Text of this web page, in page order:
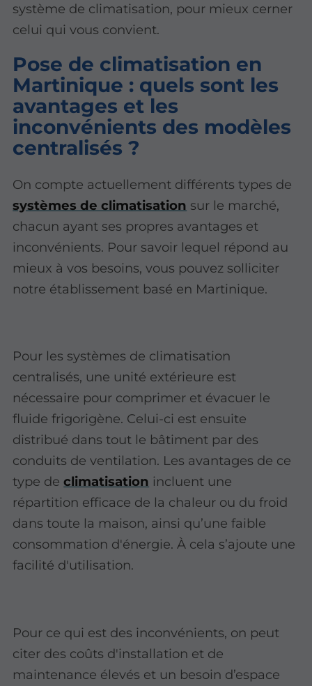
système de climatisation, pour mieux cerner
celui qui vous convient.
Pose de climatisation en
Martinique : quels sont les
avantages et les
inconvénients des modèles
centralisés ?
On compte actuellement différents types de
systèmes de climatisation sur le marché,
chacun ayant ses propres avantages et
inconvénients. Pour savoir lequel répond au
mieux à vos besoins, vous pouvez solliciter
notre établissement basé en Martinique.
Pour les systèmes de climatisation
centralisés, une unité extérieure est
nécessaire pour comprimer et évacuer le
fluide frigorigène. Celui-ci est ensuite
distribué dans tout le bâtiment par des
conduits de ventilation. Les avantages de ce
type declimatisation incluent une
répartition efficace de la chaleur ou du froid
dans toute la maison, ainsi qu’une faible
consommation d'énergie. À cela s’ajoute une
facilité d'utilisation.
Pour ce qui est des inconvénients, on peut
citer des coûts d'installation et de
maintenance élevés et un besoin d’espace